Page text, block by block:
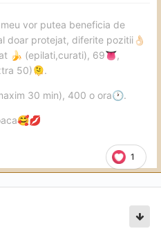
1
vor putea beneficia de
doar protejat, diferite pozitii👌🏻
🍌 (epilati,curati), 69👅,
50)🫠.
30 min), 400 o ora🕐.
🥰💋